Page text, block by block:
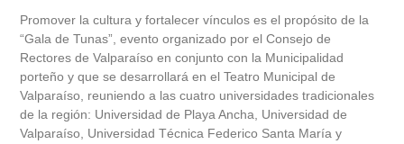
Promover la cultura y fortalecer vínculos es el propósito de la
“Gala de Tunas”, evento organizado por el Consejo de
Rectores de Valparaíso en conjunto con la Municipalidad
porteño y que se desarrollará en el Teatro Municipal de
Valparaíso, reuniendo a las cuatro universidades tradicionales
de la región: Universidad de Playa Ancha, Universidad de
Valparaíso, Universidad Técnica Federico Santa María y